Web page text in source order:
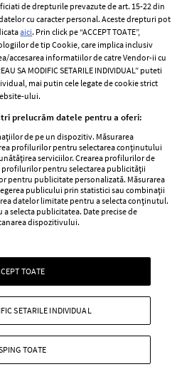
au transformat
de dragoste
zodii a pornit dintr-o relație
mai târziu s-a transformat
de drepturile prevazute de art. 15-22 din
cu caracter personal. Aceste drepturi pot
aici. Prin click pe “ACCEPT TOATE”,
de tip Cookie, care implica inclusiv
accesarea informatiilor de catre Vendor-ii cu
SA MODIFIC SETARILE INDIVIDUAL” puteti
mai putin cele legate de cookie strict
ului.
prelucrăm datele pentru a oferi:
de pe un dispozitiv. Măsurarea
profilurilor pentru selectarea conținutului
serviciilor. Crearea profilurilor de
pentru selectarea publicității
pentru publicitate personalizată. Măsurarea
publicului prin statistici sau combinații
datelor limitate pentru a selecta conținutul.
selecta publicitatea. Date precise de
dispozitivului.
TOATE
TOATE
SETARILE INDIVIDUAL